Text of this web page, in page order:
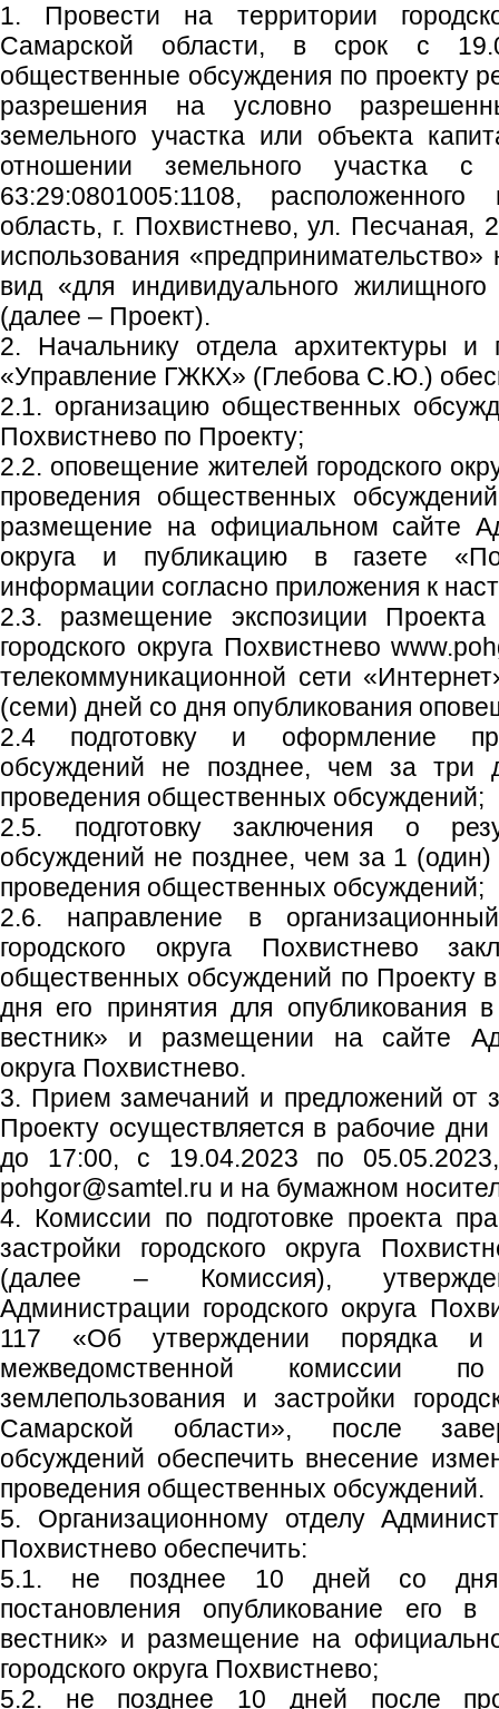
1. Провести на территории
Самарской области, в срок с
общественные обсуждения по проекту
разрешения на условно
земельного участка или объекта
отношении земельного участка с
63:29:0801005:1108,
область, г. Похвистнево, ул. Песчаная,
использования
вид «для индивидуального жилищного
(далее – Проект).
2. Начальнику отдела архитектуры и
«Управление ГЖКХ» (Глебова С.Ю.)
2.1. организацию общественных
Похвистнево по Проекту;
2.2. оповещение жителей городского
проведения общественных
размещение на официальном сайте
округа и публикацию в газете
информации согласно приложения к
2.3. размещение экспозиции
городского округа Похвистнево
телекоммуникационной сети
(семи) дней со дня опубликования
2.4 подготовку и оформление
обсуждений не позднее, чем за три
проведения общественных обсуждений;
2.5. подготовку заключения о
обсуждений не позднее, чем за 1
проведения общественных обсуждений;
2.6. направление в
городского округа Похвистнево
общественных обсуждений по Проекту
дня его принятия для опубликования
вестник» и размещении на сайте
округа Похвистнево.
3. Прием замечаний и предложений от
Проекту осуществляется в рабочие
до 17:00, с 19.04.2023 по
pohgor@samtel.ru и на бумажном
4. Комиссии по подготовке проекта
застройки городского округа
(далее – Комиссия),
Администрации городского округа
117 «Об утверждении порядка и
межведомственной комиссии
землепользования и застройки
Самарской области», после
обсуждений обеспечить внесение
проведения общественных обсуждений.
5. Организационному отделу
Похвистнево обеспечить:
5.1. не позднее 10 дней со дня
постановления опубликование его в
вестник» и размещение на
городского округа Похвистнево;
5.2. не позднее 10 дней после